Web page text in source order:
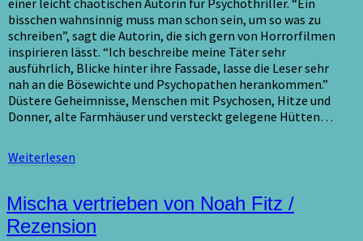
bisschen wahnsinnig muss man schon sein, um so was zu
schreiben”, sagt die Autorin, die sich gern von Horrorfilmen
inspirieren lässt. “Ich beschreibe meine Täter sehr
ausführlich, Blicke hinter ihre Fassade, lasse die Leser sehr
nah an die Bösewichte und Psychopathen herankommen.”
Düstere Geheimnisse, Menschen mit Psychosen, Hitze und
Donner, alte Farmhäuser und versteckt gelegene Hütten…
Weiterlesen
Mischa
vertrieben
von
Mischa vertrieben von Noah Fitz /
Rezension